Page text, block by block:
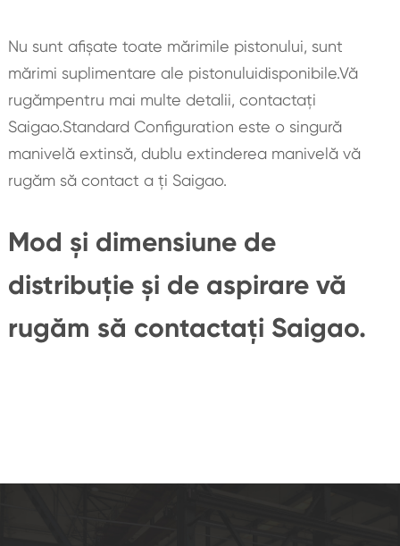
Nu sunt afișate toate mărimile pistonului, sunt
mărimi suplimentare ale pistonuluidisponibile.Vă
rugămpentru mai multe detalii, contactați
Saigao.Standard Configuration este o singură
manivelă extinsă, dublu extinderea manivelă vă
rugăm să contact a ți Saigao.
Mod și dimensiune de
distribuție și de aspirare vă
rugăm să contactați Saigao.